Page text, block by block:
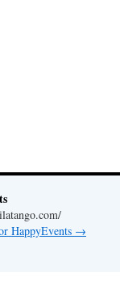
HappyEvents →